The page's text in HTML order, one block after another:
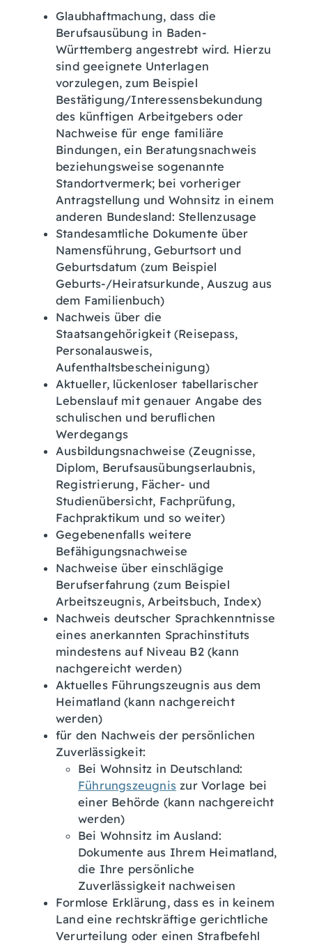
Glaubhaftmachung, dass die
Berufsausübung in Baden-
Württemberg angestrebt wird. Hierzu
sind geeignete Unterlagen
vorzulegen, zum Beispiel
Bestätigung/Interessensbekundung
des künftigen Arbeitgebers oder
Nachweise für enge familiäre
Bindungen, ein Beratungsnachweis
beziehungsweise sogenannte
Standortvermerk; bei vorheriger
Antragstellung und Wohnsitz in einem
anderen Bundesland: Stellenzusage
Standesamtliche Dokumente über
Namensführung, Geburtsort und
Geburtsdatum (zum Beispiel
Geburts-/Heiratsurkunde, Auszug aus
dem Familienbuch)
Nachweis über die
Staatsangehörigkeit (Reisepass,
Personalausweis,
Aufenthaltsbescheinigung)
Aktueller, lückenloser tabellarischer
Lebenslauf mit genauer Angabe des
schulischen und beruflichen
Werdegangs
Ausbildungsnachweise (Zeugnisse,
Diplom, Berufsausübungserlaubnis,
Registrierung, Fächer- und
Studienübersicht, Fachprüfung,
Fachpraktikum und so weiter)
Gegebenenfalls weitere
Befähigungsnachweise
Nachweise über einschlägige
Berufserfahrung (zum Beispiel
Arbeitszeugnis, Arbeitsbuch, Index)
Nachweis deutscher Sprachkenntnisse
eines anerkannten Sprachinstituts
mindestens auf Niveau B2 (kann
nachgereicht werden)
Aktuelles Führungszeugnis aus dem
Heimatland (kann nachgereicht
werden)
für den Nachweis der persönlichen
Zuverlässigkeit:
Bei Wohnsitz in Deutschland:
Führungszeugnis zur Vorlage bei
einer Behörde (kann nachgereicht
werden)
Bei Wohnsitz im Ausland:
Dokumente aus Ihrem Heimatland,
die Ihre persönliche
Zuverlässigkeit nachweisen
Formlose Erklärung, dass es in keinem
Land eine rechtskräftige gerichtliche
Verurteilung oder einen Strafbefehl